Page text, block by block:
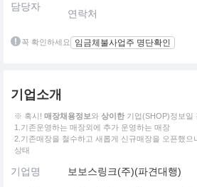
담당자
연락처
꼭 확인하세요 임금체불사업주 명단확인
기업소개
※ 혹시! 매장채용정보와 상이한 기업(SHOP)정보일
1.기존운영하는 매장외에 추가 운영하는 매장
2.기존매장을 철수하고 새롭게 신규매장을 오픈했으
상태
기업명 보보스링크(주)(파견대행)